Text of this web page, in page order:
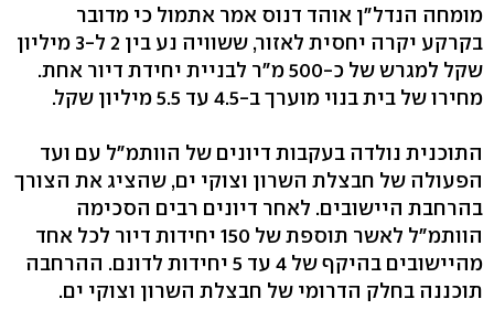
מומחה הנדל"ן אוהד דנוס אמר אתמול כי מדובר
בקרקע יקרה יחסית לאזור, ששוויה נע בין 2 ל-3 מיליון
שקל למגרש של כ-500 מ״ר לבניית יחידת דיור אחת.
מחירו של בית בנוי מוערך ב-4.5 עד 5.5 מיליון שקל.
התוכנית נולדה בעקבות דיונים של הוותמ"ל עם ועד
הפעולה של חבצלת השרון וצוקי ים, שהציג את הצורך
בהרחבת היישובים. לאחר דיונים רבים הסכימה
הוותמ"ל לאשר תוספת של 150 יחידות דיור לכל אחד
מהיישובים בהיקף של 4 עד 5 יחידות לדונם. ההרחבה
תוכננה בחלק הדרומי של חבצלת השרון וצוקי ים.